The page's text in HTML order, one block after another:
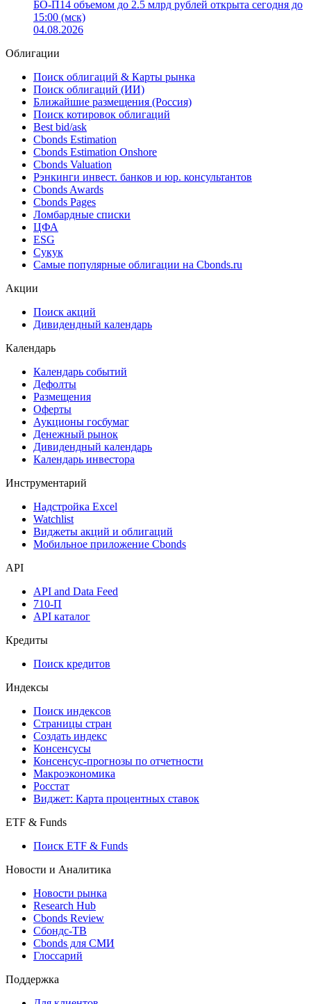
БО-П14 объемом до 2.5 млрд рублей открыта сегодня до
15:00 (мск)
04.08.2026
Облигации
Поиск облигаций & Карты рынка
Поиск облигаций (ИИ)
Ближайшие размещения (Россия)
Поиск котировок облигаций
Best bid/ask
Cbonds Estimation
Cbonds Estimation Onshore
Cbonds Valuation
Рэнкинги инвест. банков и юр. консультантов
Cbonds Awards
Cbonds Pages
Ломбардные списки
ЦФА
ESG
Сукук
Самые популярные облигации на Cbonds.ru
Акции
Поиск акций
Дивидендный календарь
Календарь
Календарь событий
Дефолты
Размещения
Оферты
Аукционы госбумаг
Денежный рынок
Дивидендный календарь
Календарь инвестора
Инструментарий
Надстройка Excel
Watchlist
Виджеты акций и облигаций
Мобильное приложение Cbonds
API
API and Data Feed
710-П
API каталог
Кредиты
Поиск кредитов
Индексы
Поиск индексов
Страницы стран
Создать индекс
Консенсусы
Консенсус-прогнозы по отчетности
Макроэкономика
Росстат
Виджет: Карта процентных ставок
ETF & Funds
Поиск ETF & Funds
Новости и Аналитика
Новости рынка
Research Hub
Cbonds Review
Сбондс-ТВ
Cbonds для СМИ
Глоссарий
Поддержка